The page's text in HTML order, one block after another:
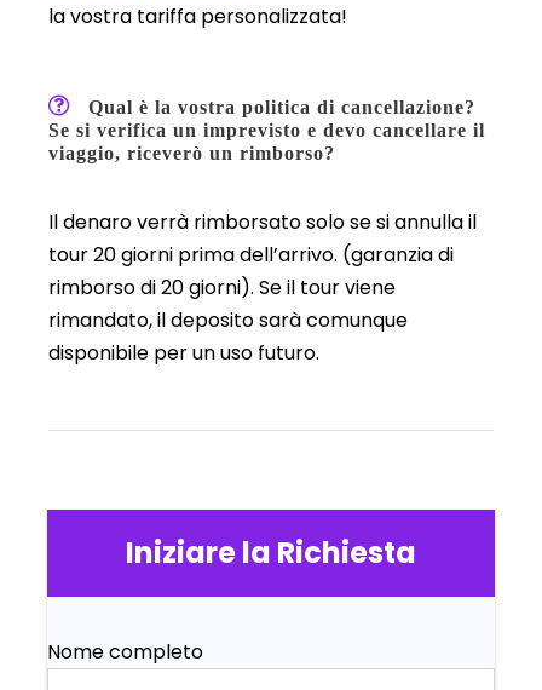
Iniziare la Richiesta
Nome completo
la vostra tariffa personalizzata!
Qual è la vostra politica di cancellazione?
Se si verifica un imprevisto e devo cancellare il
viaggio, riceverò un rimborso?
Il denaro verrà rimborsato solo se si annulla il
tour 20 giorni prima dell’arrivo. (garanzia di
rimborso di 20 giorni). Se il tour viene
rimandato, il deposito sarà comunque
disponibile per un uso futuro.